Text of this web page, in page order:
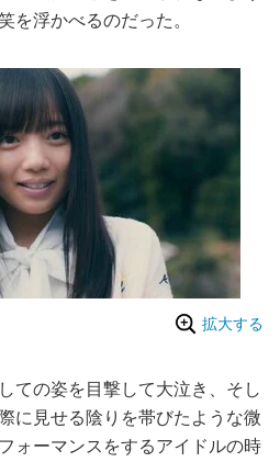
を浮かべるのだった。
拡大する
ての姿を目撃して大泣き、そし
に見せる陰りを帯びたような微
ォーマンスをするアイドルの時